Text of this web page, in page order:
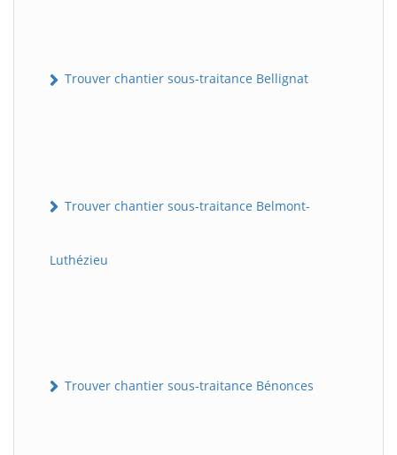
Trouver chantier sous-traitance Bellignat
Trouver chantier sous-traitance Belmont-
Luthézieu
Trouver chantier sous-traitance Bénonces